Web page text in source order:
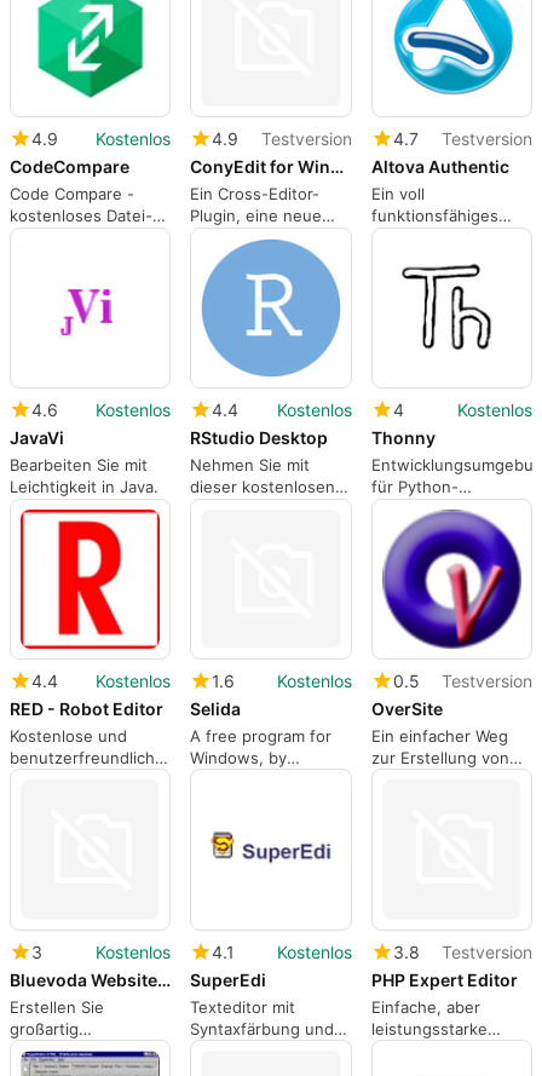
4.9
Kostenlos
CodeCompare
Code Compare -
kostenloses Datei-
und Ordner-
Zusammenführungstool,
Visual Studio
4.9
Testversion
ConyEdit for Windows
Ein Cross-Editor-
Plugin, eine neue
Möglichkeit, Code
oder Text zu
bearbeiten.
4.7
Testversion
Altova Authentic
Ein voll
funktionsfähiges
XML-
4.6
Kostenlos
JavaVi
Bearbeiten Sie mit
Leichtigkeit in Java.
4.4
Kostenlos
RStudio Desktop
Nehmen Sie mit
dieser kostenlosen
App die Kontrolle
4
Kostenlos
Thonny
für Python-
Codierung
4.4
Kostenlos
RED - Robot Editor
Kostenlose und
benutzerfreundliche
IDE
1.6
Kostenlos
Selida
A free program for
Windows, by
Amaryllis.
0.5
Testversion
OverSite
Ein einfacher Weg
zur Erstellung von
Lageplänen
3
Kostenlos
Bluevoda Website Builder
Erstellen Sie
großartig
aussehende
Websites ohne
4.1
Kostenlos
SuperEdi
Texteditor mit
Syntaxfärbung und
FTP
3.8
Testversion
PHP Expert Editor
Einfache, aber
leistungsstarke
integrierte PHP-